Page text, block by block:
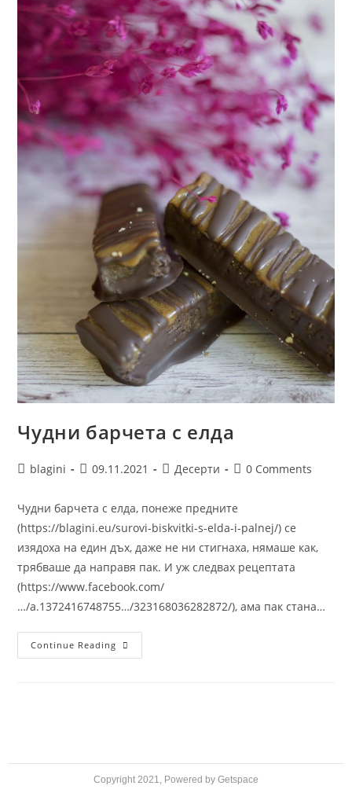
Чудни барчета с елда
blagini 09.11.2021 Десерти 0 Comments
Чудни барчета с елда, понеже предните
(https://blagini.eu/surovi-biskvitki-s-elda-i-palnej/) се
изядоха на един дъх, даже не ни стигнаха, нямаше как,
трябваше да направя пак. И уж следвах рецептата
(https://www.facebook.com/
…/a.1372416748755…/323168036282872/), ама пак стана…
Continue Reading
Copyright 2021, Powered by Getspace